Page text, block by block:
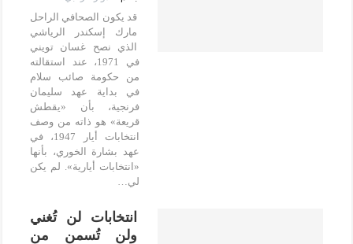
قد يكون الصحافي الراحل
مارك إسكندر الرياشي
الذي نصح غسان تويني
في 1971، عند استقالته
من حكومة صائب سلام
في بداية عهد سليمان
فرنجية، بأن «يقطش
قريعة» هو ذاته من وصف
انتخابات أيار 1947، في
عهد بشارة الخوري، بأنها
«انتخابات أيارية». لم يكن
لي…
انتخابات لن تُغني
ولن تُسمن من